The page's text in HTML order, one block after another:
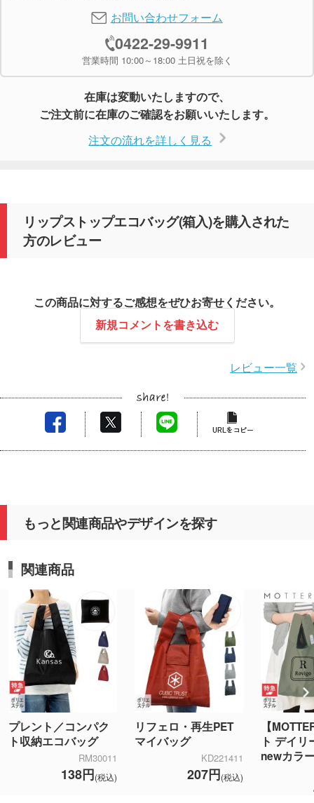
お問い合わせフォーム
0422-29-9911
営業時間 10:00～18:00 土日祝を除く
在庫は変動いたしますので、
ご注文前に在庫のご確認をお願いいたします。
注文の流れを詳しく見る
リップストップエコバッグ(箱入)を購入された
方のレビュー
この商品に対するご感想をぜひお寄せください。
新規コメントを書き込む
レビュー一覧
もっと関連商品やデザインを探す
関連商品
プレント／コンパク
ト収納エコバッグ
RM30011
138円(税込)
リフェロ・再生PET
マイバッグ
KD221411
207円(税込)
【
ト デイリ
newカラ